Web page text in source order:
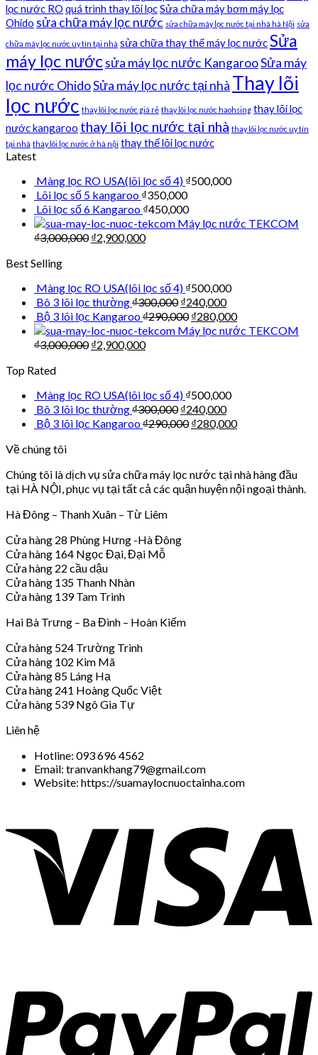
lọc nước RO quá trình thay lõi lọcSửa chữa máy bơm máy lọc
Ohido sửa chữa máy lọc nước sửa chữa máy lọc nước tại nhà hà Nội sửa
chữa máy lọc nước uy tín tại nhà sửa chữa thay thế máy lọc nướcSửa
máy lọc nướcsửa máy lọc nước KangarooSửa máy
lọc nước OhidoSửa máy lọc nước tại nhà Thay lõi
lọc nước thay lõi lọc nước giá rẻ thay lõi lọc nước haohsing thay lõi lọc
nước kangaroo thay lõi lọc nước tại nhà thay lõi lọc nước uy tín
tại nhà thay lõi lọc nước ở hà nội thay thế lõi lọc nước
Latest
Màng lọc RO USA(lõi lọc số 4) ₫500,000
Lõi lọc số 5 kangaroo ₫350,000
Lõi lọc số 6 Kangaroo ₫450,000
Máy lọc nước TEKCOM
₫3,000,000 ₫2,900,000
Best Selling
Màng lọc RO USA(lõi lọc số 4) ₫500,000
Bô 3 lõi lọc thường₫300,000 ₫240,000
Bộ 3 lõi lọc Kangaroo₫290,000 ₫280,000
Máy lọc nước TEKCOM
₫3,000,000 ₫2,900,000
Top Rated
Màng lọc RO USA(lõi lọc số 4) ₫500,000
Bô 3 lõi lọc thường₫300,000 ₫240,000
Bộ 3 lõi lọc Kangaroo₫290,000 ₫280,000
Về chúng tôi
Chúng tôi là dịch vụ sửa chữa máy lọc nước tại nhà hàng đầu
tại HÀ NỘI, phục vụ tại tất cả các quận huyện nội ngoại thành.
Hà Đông – Thanh Xuân – Từ Liêm
Cửa hàng 28 Phùng Hưng -Hà Đông
Cửa hàng 164 Ngọc Đại, Đại Mỗ
Cửa hàng 22 cầu dậu
Cửa hàng 135 Thanh Nhàn
Cửa hàng 139 Tam Trinh
Hai Bà Trưng – Ba Đình – Hoàn Kiếm
Cửa hàng 524 Trường Trinh
Cửa hàng 102 Kim Mã
Cửa hàng 85 Láng Hạ
Cửa hàng 241 Hoàng Quốc Việt
Cửa hàng 539 Ngô Gia Tự
Liên hệ
Hotline: 093 696 4562
Email: tranvankhang79@gmail.com
Website: https://suamaylocnuoctainha.com